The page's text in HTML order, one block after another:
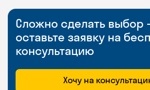
Сложно сделать
оставьте заявку на
консультацию
Хочу на